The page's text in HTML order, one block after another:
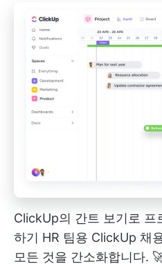
ClickUp의 간트 보기로 프
하기 HR 팀용 ClickUp 채
모든 것을 간소화합니다.